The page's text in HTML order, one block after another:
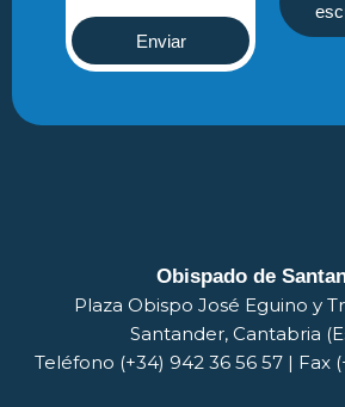
Enviar
Obispado de
Plaza Obispo José Eguino y
Santander, Cantabria
Teléfono (+34) 942 36 56 57 | Fax